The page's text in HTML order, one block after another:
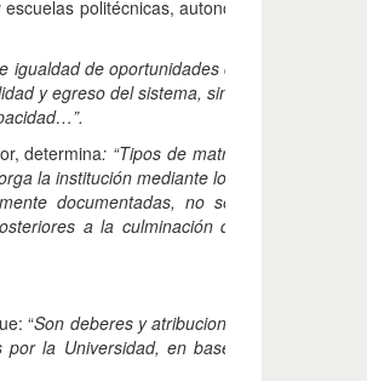
politécnicas, autonomía
igualdad de oportunidades consiste en
y egreso del sistema, sin discriminación
determina: “Tipos de matrícula. - Se
la institución mediante los mecanismos
documentadas, no se haya
a la culminación del periodo de
“Son deberes y atribuciones de las y los
la Universidad, en base a la regulación